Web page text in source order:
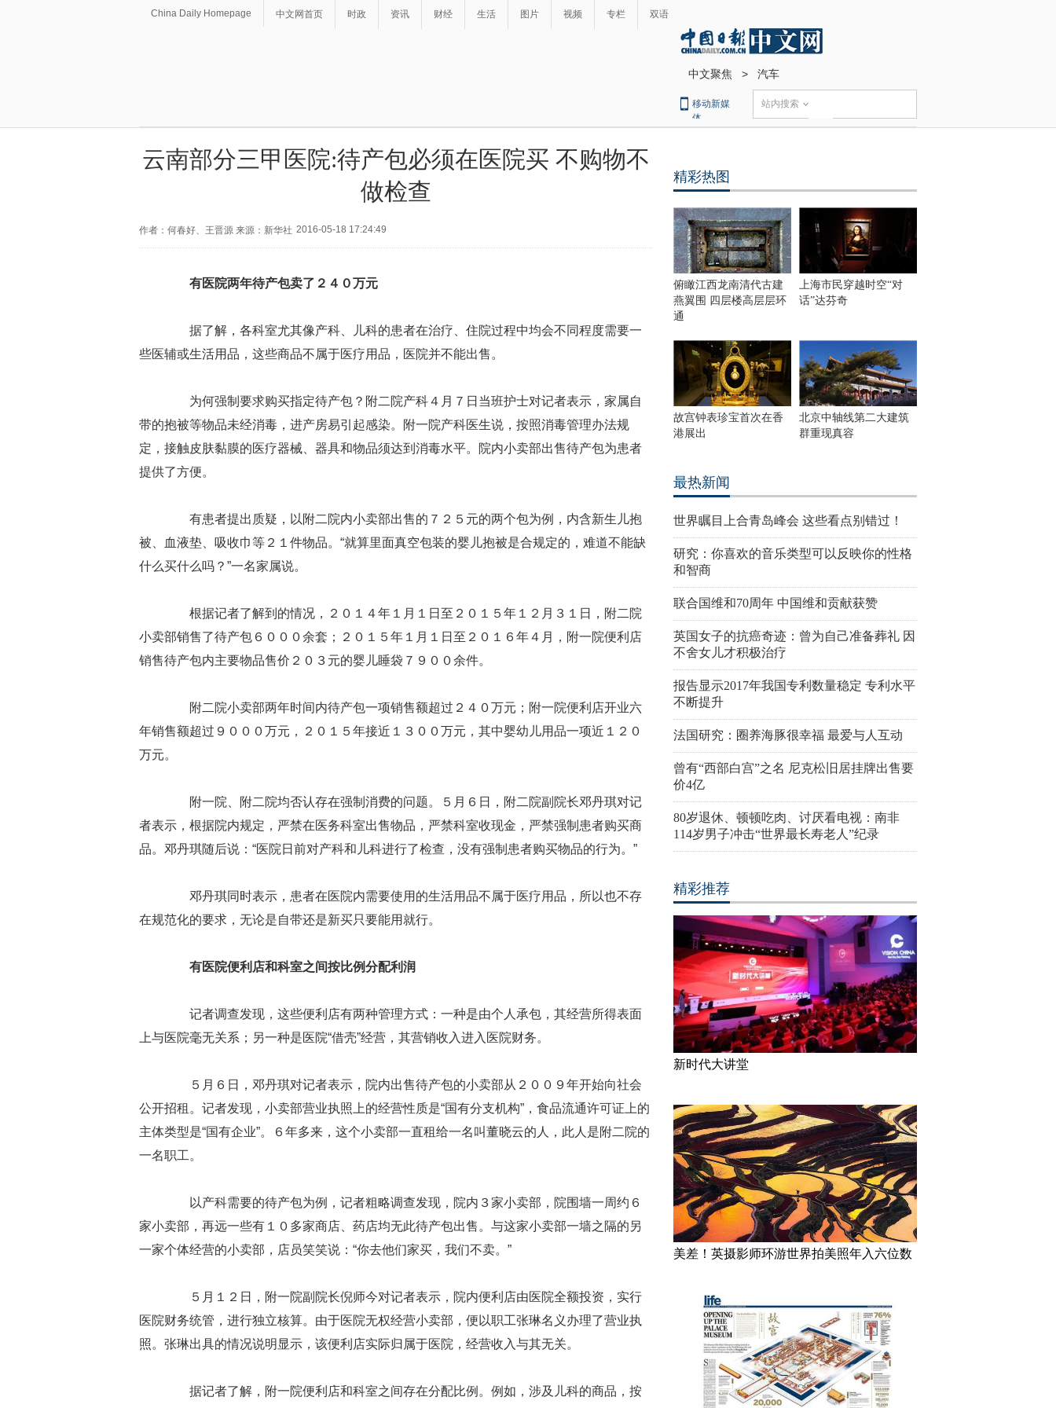
China Daily Homepage 中文网首页 时政 资讯 财经 生活 图片 视频 专栏 双语
中文聚焦 > 汽车
移动新媒
体
站内搜索
云南部分三甲医院:待产包必须在医院买 不购物不
做检查
作者：何春好、王晋源 来源：新华社 2016-05-18 17:24:49
有医院两年待产包卖了２４０万元
据了解，各科室尤其像产科、儿科的患者在治疗、住院过程中均会不同程度需要一
些医辅或生活用品，这些商品不属于医疗用品，医院并不能出售。
为何强制要求购买指定待产包？附二院产科４月７日当班护士对记者表示，家属自
带的抱被等物品未经消毒，进产房易引起感染。附一院产科医生说，按照消毒管理办法规
定，接触皮肤黏膜的医疗器械、器具和物品须达到消毒水平。院内小卖部出售待产包为患者
提供了方便。
有患者提出质疑，以附二院内小卖部出售的７２５元的两个包为例，内含新生儿抱
被、血液垫、吸收巾等２１件物品。“就算里面真空包装的婴儿抱被是合规定的，难道不能缺
什么买什么吗？”一名家属说。
根据记者了解到的情况，２０１４年１月１日至２０１５年１２月３１日，附二院
小卖部销售了待产包６０００余套；２０１５年１月１日至２０１６年４月，附一院便利店
销售待产包内主要物品售价２０３元的婴儿睡袋７９００余件。
附二院小卖部两年时间内待产包一项销售额超过２４０万元；附一院便利店开业六
年销售额超过９０００万元，２０１５年接近１３００万元，其中婴幼儿用品一项近１２０
万元。
附一院、附二院均否认存在强制消费的问题。５月６日，附二院副院长邓丹琪对记
者表示，根据院内规定，严禁在医务科室出售物品，严禁科室收现金，严禁强制患者购买商
品。邓丹琪随后说：“医院日前对产科和儿科进行了检查，没有强制患者购买物品的行为。”
邓丹琪同时表示，患者在医院内需要使用的生活用品不属于医疗用品，所以也不存
在规范化的要求，无论是自带还是新买只要能用就行。
有医院便利店和科室之间按比例分配利润
记者调查发现，这些便利店有两种管理方式：一种是由个人承包，其经营所得表面
上与医院毫无关系；另一种是医院“借壳”经营，其营销收入进入医院财务。
５月６日，邓丹琪对记者表示，院内出售待产包的小卖部从２００９年开始向社会
公开招租。记者发现，小卖部营业执照上的经营性质是“国有分支机构”，食品流通许可证上的
主体类型是“国有企业”。６年多来，这个小卖部一直租给一名叫董晓云的人，此人是附二院的
一名职工。
以产科需要的待产包为例，记者粗略调查发现，院内３家小卖部，院围墙一周约６
家小卖部，再远一些有１０多家商店、药店均无此待产包出售。与这家小卖部一墙之隔的另
一家个体经营的小卖部，店员笑笑说：“你去他们家买，我们不卖。”
５月１２日，附一院副院长倪师今对记者表示，院内便利店由医院全额投资，实行
医院财务统管，进行独立核算。由于医院无权经营小卖部，便以职工张琳名义办理了营业执
照。张琳出具的情况说明显示，该便利店实际归属于医院，经营收入与其无关。
据记者了解，附一院便利店和科室之间存在分配比例。例如，涉及儿科的商品，按
精彩热图
俯瞰江西龙南清代古建
燕翼围 四层楼高层层环
通
上海市民穿越时空“对
话”达芬奇
故宫钟表珍宝首次在香
港展出
北京中轴线第二大建筑
群重现真容
最热新闻
世界瞩目上合青岛峰会 这些看点别错过！
研究：你喜欢的音乐类型可以反映你的性格
和智商
联合国维和70周年 中国维和贡献获赞
英国女子的抗癌奇迹：曾为自己准备葬礼 因
不舍女儿才积极治疗
报告显示2017年我国专利数量稳定 专利水平
不断提升
法国研究：圈养海豚很幸福 最爱与人互动
曾有“西部白宫”之名 尼克松旧居挂牌出售要
价4亿
80岁退休、顿顿吃肉、讨厌看电视：南非
114岁男子冲击“世界最长寿老人”纪录
精彩推荐
新时代大讲堂
美差！英摄影师环游世界拍美照年入六位数